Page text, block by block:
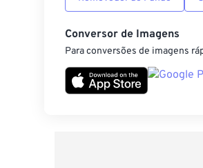
Conversor de Imagens
Para conversões de imagens